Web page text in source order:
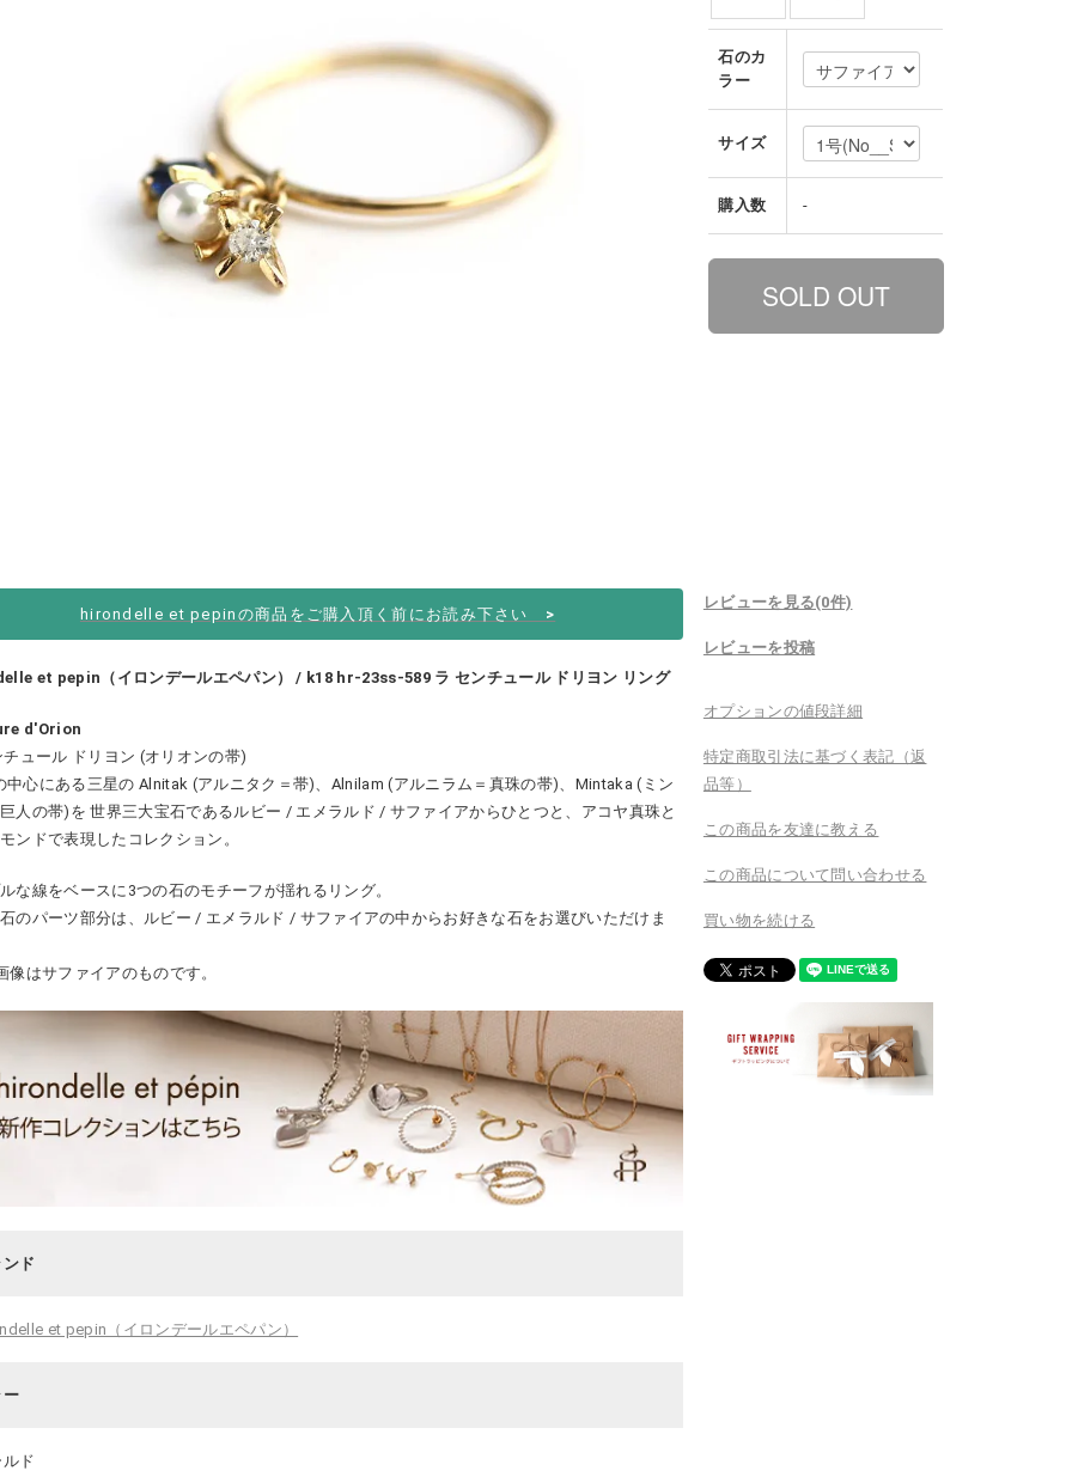
石のカ
ラー
サイズ
購入数 -
hirondelle et pepinの商品をご購入頂く前にお読み下さい >
et pepin（イロンデールエペパン） / k18 hr-23ss-589 ラ センチュール ドリヨン リング
d'Orion
チュール ドリヨン (オリオンの帯)
中心にある三星の Alnitak (アルニタク＝帯)、Alnilam (アルニラム＝真珠の帯)、Mintaka (ミン
人の帯)を 世界三大宝石であるルビー / エメラルド / サファイアからひとつと、アコヤ真珠と
ンドで表現したコレクション。
な線をベースに3つの石のモチーフが揺れるリング。
のパーツ部分は、ルビー / エメラルド / サファイアの中からお好きな石をお選びいただけま
像はサファイアのものです。
ド
et pepin（イロンデールエペパン）
ー
ド
レビューを見る(0件)
レビューを投稿
オプションの値段詳細
特定商取引法に基づく表記（返
品等）
この商品を友達に教える
この商品について問い合わせる
買い物を続ける